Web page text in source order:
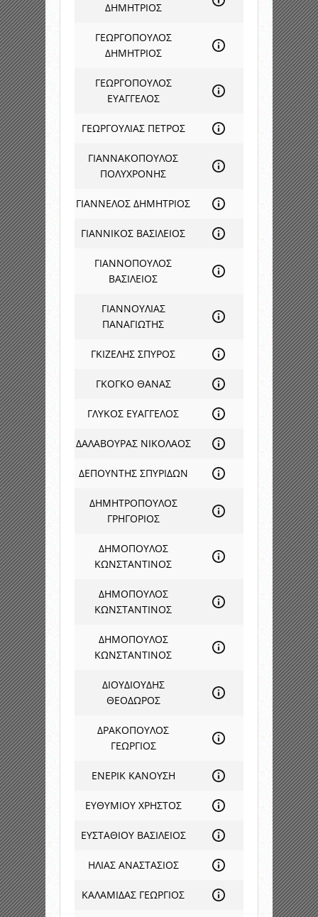
ΔΗΜΗΤΡΙΟΣ
ΓΕΩΡΓΟΠΟΥΛΟΣ
ΔΗΜΗΤΡΙΟΣ
ΓΕΩΡΓΟΠΟΥΛΟΣ
ΕΥΑΓΓΕΛΟΣ
ΓΕΩΡΓΟΥΛΙΑΣ ΠΕΤΡΟΣ
ΓΙΑΝΝΑΚΟΠΟΥΛΟΣ
ΠΟΛΥΧΡΟΝΗΣ
ΓΙΑΝΝΕΛΟΣ ΔΗΜΗΤΡΙΟΣ
ΓΙΑΝΝΙΚΟΣ ΒΑΣΙΛΕΙΟΣ
ΓΙΑΝΝΟΠΟΥΛΟΣ
ΒΑΣΙΛΕΙΟΣ
ΓΙΑΝΝΟΥΛΙΑΣ
ΠΑΝΑΓΙΩΤΗΣ
ΓΚΙΖΕΛΗΣ ΣΠΥΡΟΣ
ΓΚΟΓΚΟ ΘΑΝΑΣ
ΓΛΥΚΟΣ ΕΥΑΓΓΕΛΟΣ
ΔΑΛΑΒΟΥΡΑΣ ΝΙΚΟΛΑΟΣ
ΔΕΠΟΥΝΤΗΣ ΣΠΥΡΙΔΩΝ
ΔΗΜΗΤΡΟΠΟΥΛΟΣ
ΓΡΗΓΟΡΙΟΣ
ΔΗΜΟΠΟΥΛΟΣ
ΚΩΝΣΤΑΝΤΙΝΟΣ
ΔΗΜΟΠΟΥΛΟΣ
ΚΩΝΣΤΑΝΤΙΝΟΣ
ΔΗΜΟΠΟΥΛΟΣ
ΚΩΝΣΤΑΝΤΙΝΟΣ
ΔΙΟΥΔΙΟΥΔΗΣ
ΘΕΟΔΩΡΟΣ
ΔΡΑΚΟΠΟΥΛΟΣ
ΓΕΩΡΓΙΟΣ
ΕΝΕΡΙΚ ΚΑΝΟΥΣΗ
ΕΥΘΥΜΙΟΥ ΧΡΗΣΤΟΣ
ΕΥΣΤΑΘΙΟΥ ΒΑΣΙΛΕΙΟΣ
ΗΛΙΑΣ ΑΝΑΣΤΑΣΙΟΣ
ΚΑΛΑΜΙΔΑΣ ΓΕΩΡΓΙΟΣ